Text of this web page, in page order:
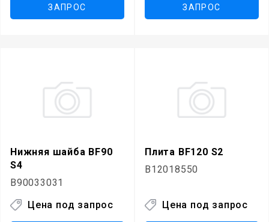
ЗАПРОС ЗАПРОС
Нижняя шайба BF90
S4
B90033031
Цена под запрос
Плита BF120 S2
B12018550
Цена под запрос